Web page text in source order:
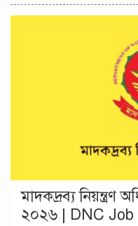
মাদকদ্রব্য নিয়ন্ত্রণ
২০২৬ | DNC Job